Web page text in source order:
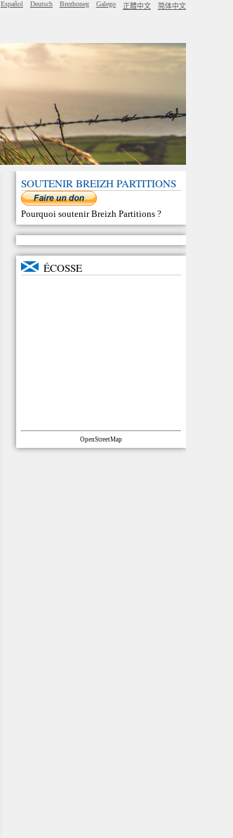
Español Deutsch Brezhoneg Galego 正體中文 简体中文
SOUTENIR BREIZH PARTITIONS
Pourquoi soutenir Breizh Partitions ?
ÉCOSSE
OpenStreetMap